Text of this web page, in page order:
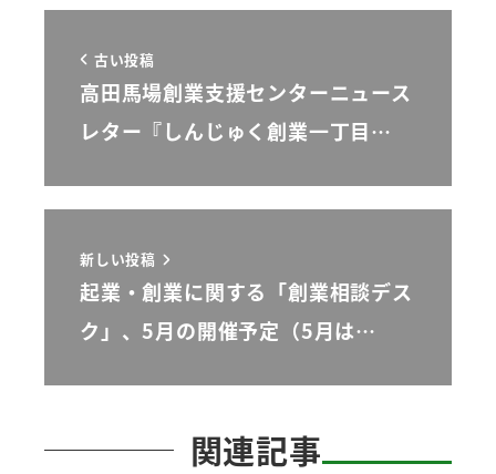
古い投稿
高田馬場創業支援センターニュース
レター『しんじゅく創業一丁目…
新しい投稿
起業・創業に関する「創業相談デス
ク」、5月の開催予定（5月は…
関連記事